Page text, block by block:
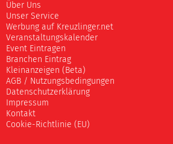
Über Uns
Unser Service
Werbung auf Kreuzlinger.net
Veranstaltungskalender
Event Eintragen
Branchen Eintrag
Kleinanzeigen (Beta)
AGB / Nutzungsbedingungen
Datenschutzerklärung
Impressum
Kontakt
Cookie-Richtlinie (EU)